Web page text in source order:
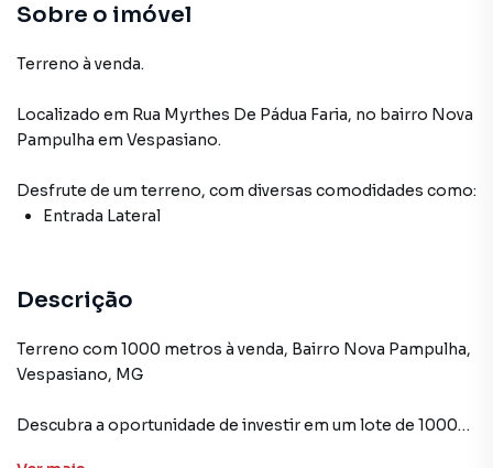
Sobre o imóvel
Terreno à venda.
Localizado em Rua Myrthes De Pádua Faria, no bairro Nova
Pampulha em Vespasiano.
Desfrute de um terreno, com diversas comodidades como:
Entrada Lateral
Descrição
Terreno com 1000 metros à venda, Bairro Nova Pampulha,
Vespasiano, MG
Descubra a oportunidade de investir em um lote de 1000